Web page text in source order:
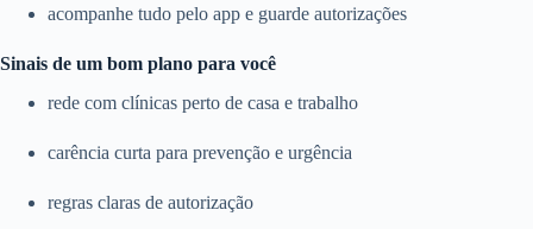
acompanhe tudo pelo app e guarde autorizações
Sinais de um bom plano para você
rede com clínicas perto de casa e trabalho
carência curta para prevenção e urgência
regras claras de autorização